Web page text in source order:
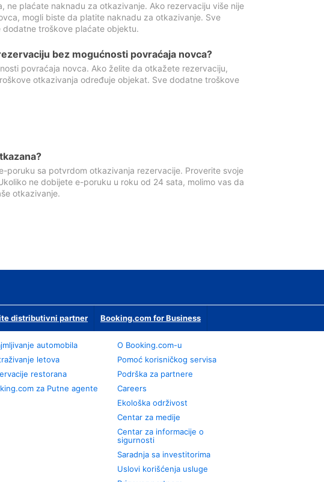
ne plaćate naknadu za otkazivanje. Ako rezervaciju više nije
mogli biste da platite naknadu za otkazivanje. Sve
troškove plaćate objektu.
bez mogućnosti povraćaja novca?
povraćaja novca. Ako želite da otkažete rezervaciju,
otkazivanja određuje objekat. Sve dodatne troškove
sa potvrdom otkazivanja rezervacije. Proverite svoje
ne dobijete e-poruku u roku od 24 sata, molimo vas da
otkazivanje.
distributivni partner Booking.com for Business
automobila
letova
restorana
za Putne agente
О Booking.com-u
Pomoć korisničkog servisa
Podrška za partnere
Careers
Ekološka održivost
Centar za medije
Centar za informacije o
sigurnosti
Saradnja sa investitorima
Uslovi korišćenja usluge